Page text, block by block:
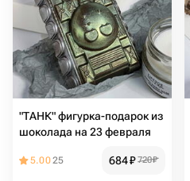
"ТАНК" фигурка-подарок из
шоколада на 23 февраля
5.0025 684₽ 720₽